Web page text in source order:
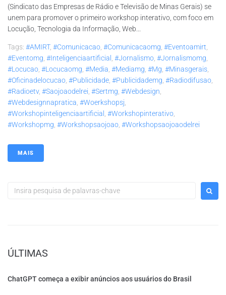
(Sindicato das Empresas de Rádio e Televisão de Minas Gerais) se
unem para promover o primeiro workshop interativo, com foco em
Locução, Tecnologia da Informação, Web...
Tags: #AMIRT, #comunicacao #comunicacaomg #eventoamirt
#eventomg #inteligenciaartificial #jornalismo #jornalismomg
#locucao #locucaomg #media #mediamg #mg #minasgerais
#oficinadelocucao #publicidade #publicidademg #radiodifusao
#radioetv, #saojoaodelrei #sertmg #webdesign
#webdesignnapratica #woerkshopsj
#workshopinteligenciaartificial #workshopinterativo
#workshopmg #workshopsaojoao #workshopsaojoaodelrei
MAIS
ÚLTIMAS
ChatGPT começa a exibir anúncios aos usuários do Brasil